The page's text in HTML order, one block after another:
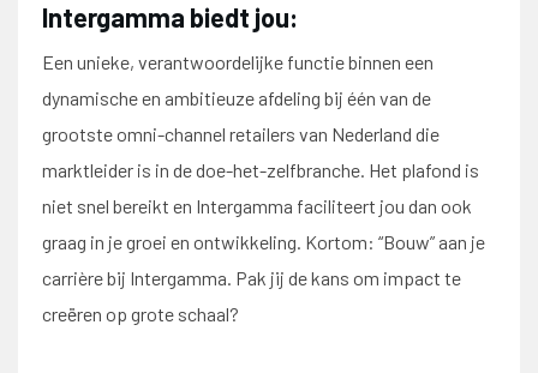
Intergamma biedt jou:
Een unieke, verantwoordelijke functie binnen een
dynamische en ambitieuze afdeling bij één van de
grootste omni-channel retailers van Nederland die
marktleider is in de doe-het-zelfbranche. Het plafond is
niet snel bereikt en Intergamma faciliteert jou dan ook
graag in je groei en ontwikkeling. Kortom: “Bouw” aan je
carrière bij Intergamma. Pak jij de kans om impact te
creëren op grote schaal?